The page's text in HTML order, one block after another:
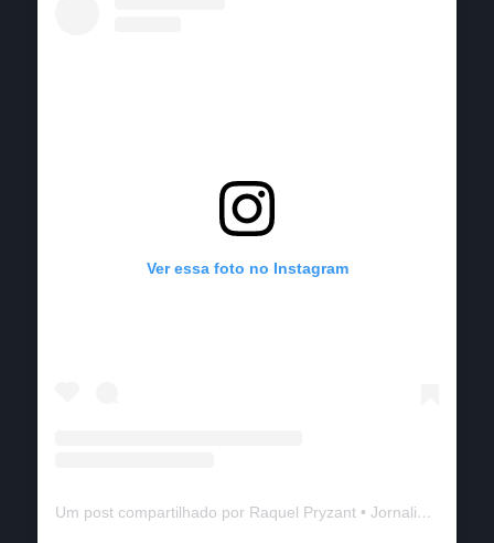
Ver essa foto no Instagram
Um post compartilhado por Raquel Pryzant • Jornalismo de Viagem (@solanomundo)